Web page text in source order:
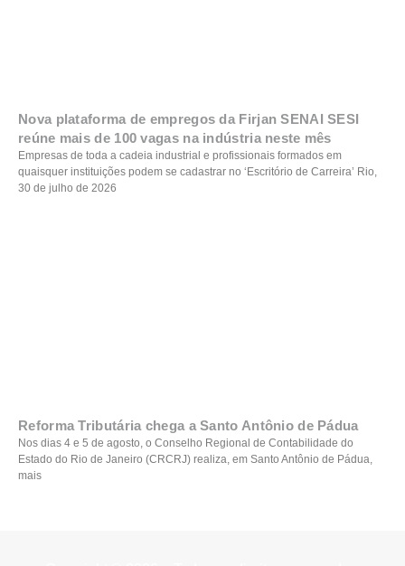
Nova plataforma de empregos da Firjan SENAI SESI
reúne mais de 100 vagas na indústria neste mês
Empresas de toda a cadeia industrial e profissionais formados em
quaisquer instituições podem se cadastrar no ‘Escritório de Carreira’ Rio,
30 de julho de 2026
Reforma Tributária chega a Santo Antônio de Pádua
Nos dias 4 e 5 de agosto, o Conselho Regional de Contabilidade do
Estado do Rio de Janeiro (CRCRJ) realiza, em Santo Antônio de Pádua,
mais